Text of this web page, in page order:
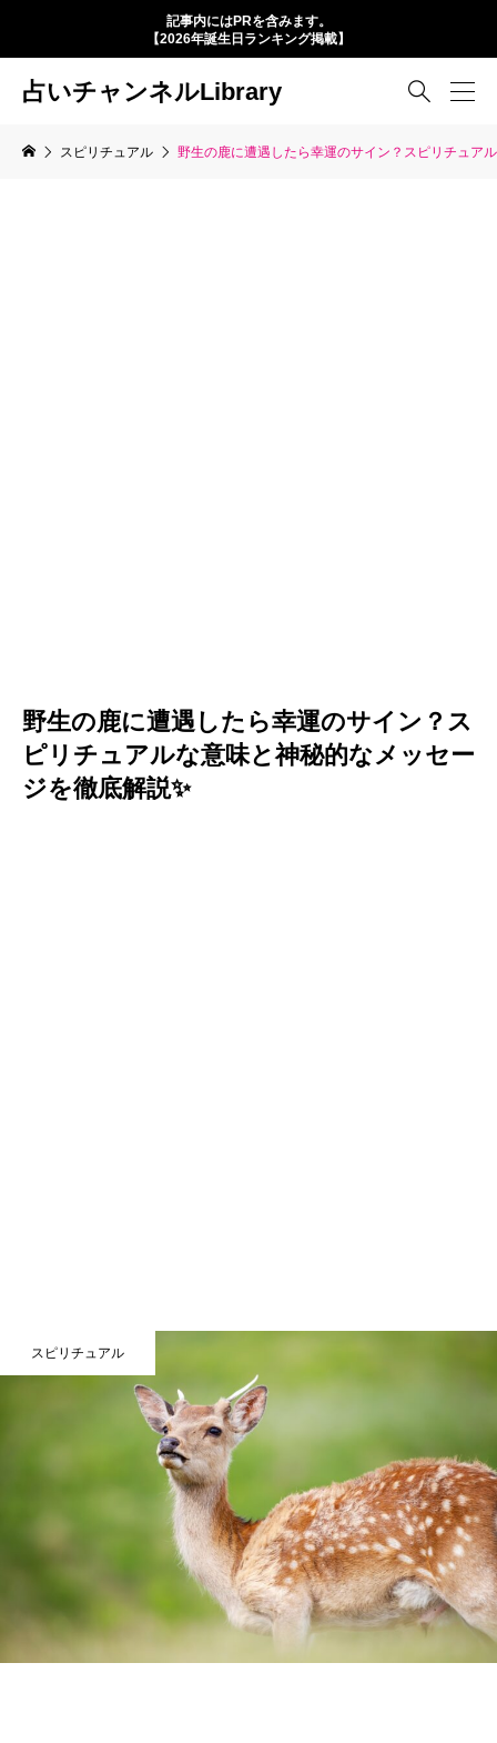
記事内にはPRを含みます。
【2026年誕生日ランキング掲載】
占いチャンネルLibrary 
スピリチュアル 野生の鹿に遭遇したら幸運のサイン？スピリチュア
野生の鹿に遭遇したら幸運のサイン？ス
ピリチュアルな意味と神秘的なメッセー
ジを徹底解説✨
スピリチュアル